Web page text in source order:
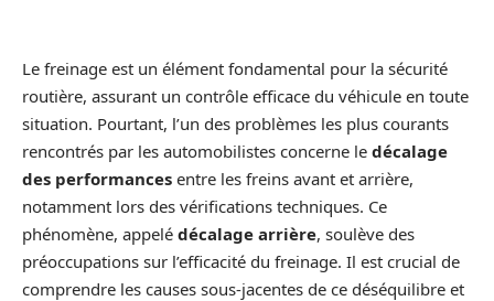
Le freinage est un élément fondamental pour la sécurité
routière, assurant un contrôle efficace du véhicule en toute
situation. Pourtant, l’un des problèmes les plus courants
rencontrés par les automobilistes concerne le décalage
des performances entre les freins avant et arrière,
notamment lors des vérifications techniques. Ce
phénomène, appelé décalage arrière, soulève des
préoccupations sur l’efficacité du freinage. Il est crucial de
comprendre les causes sous-jacentes de ce déséquilibre et